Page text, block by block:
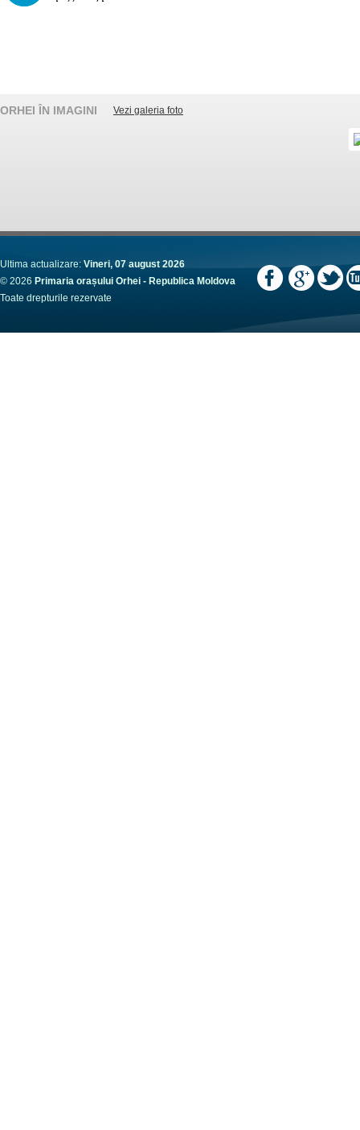
ORHEI ÎN IMAGINI Vezi galeria foto
Ultima actualizare: Vineri, 07 august 2026
© 2026 Primaria orașului Orhei - Republica Moldova
Toate drepturile rezervate